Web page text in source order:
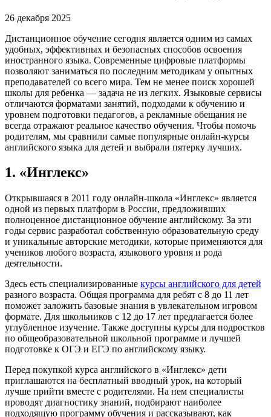
26 декабря 2025
Дистанционное обучение сегодня является одним из самых
удобных, эффективных и безопасных способов освоения
иностранного языка. Современные цифровые платформы
позволяют заниматься по последним методикам у опытных
преподавателей со всего мира. Тем не менее поиск хорошей
школы для ребенка — задача не из легких. Языковые сервисы
отличаются форматами занятий, подходами к обучению и
уровнем подготовки педагогов, а рекламные обещания не
всегда отражают реальное качество обучения. Чтобы помочь
родителям, мы сравнили самые популярные онлайн-курсы
английского языка для детей и выбрали пятерку лучших.
1. «Инглекс»
Открывшаяся в 2011 году онлайн-школа «Инглекс» является
одной из первых платформ в России, предложивших
полноценное дистанционное обучение английскому. За эти
годы сервис разработал собственную образовательную среду
и уникальные авторские методики, которые применяются для
учеников любого возраста, языкового уровня и рода
деятельности.
Здесь есть специализированные курсы английского для детей
разного возраста. Общая программа для ребят с 8 до 11 лет
поможет заложить базовые знания в увлекательном игровом
формате. Для школьников с 12 до 17 лет предлагается более
углубленное изучение. Также доступны курсы для подростков
по общеобразовательной школьной программе и лучшей
подготовке к ОГЭ и ЕГЭ по английскому языку.
Перед покупкой курса английского в «Инглекс» дети
приглашаются на бесплатный вводный урок, на который
лучше прийти вместе с родителями. На нем специалисты
проводят диагностику знаний, подбирают наиболее
подходящую программу обучения и рассказывают, как